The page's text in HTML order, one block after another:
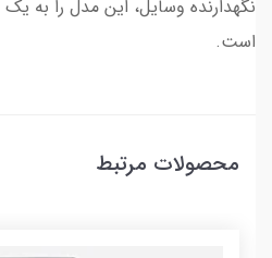
نگهدارنده وسایل، این مدل را به
است.
محصولات مرتبط